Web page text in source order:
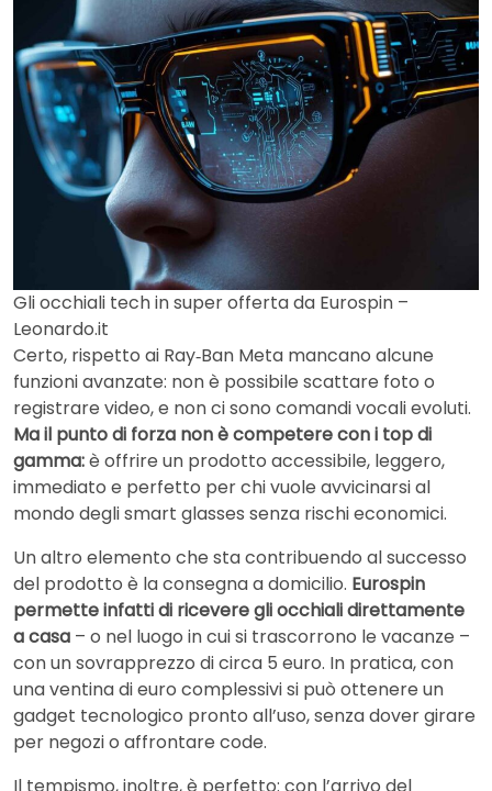
Gli occhiali tech in super offerta da Eurospin –
Leonardo.it
Certo, rispetto ai Ray‑Ban Meta mancano alcune
funzioni avanzate: non è possibile scattare foto o
registrare video, e non ci sono comandi vocali evoluti.
Ma il punto di forza non è competere con i top di
gamma:è offrire un prodotto accessibile, leggero,
immediato e perfetto per chi vuole avvicinarsi al
mondo degli smart glasses senza rischi economici.
Un altro elemento che sta contribuendo al successo
del prodotto è la consegna a domicilio. Eurospin
permette infatti di ricevere gli occhiali direttamente
a casa – o nel luogo in cui si trascorrono le vacanze –
con un sovrapprezzo di circa 5 euro. In pratica, con
una ventina di euro complessivi si può ottenere un
gadget tecnologico pronto all’uso, senza dover girare
per negozi o affrontare code.